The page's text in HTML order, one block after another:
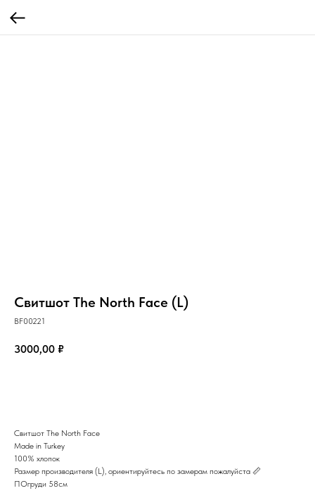
Свитшот The North Face (L)
BF00221
3000,00 ₽
Свитшот The North Face
Made in Turkey
100% хлопок
Размер производителя (L), ориентируйтесь по замерам пожалуйста 📏
ПОгруди 58см